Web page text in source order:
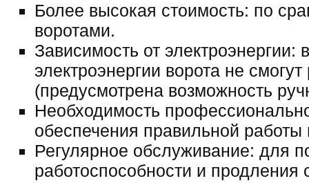
Более высокая стоимость: по
воротами.
Зависимость от электроэнергии:
электроэнергии ворота не
(предусмотрена возможность
Необходимость
обеспечения правильной работы
Регулярное обслуживание: для
работоспособности и продления